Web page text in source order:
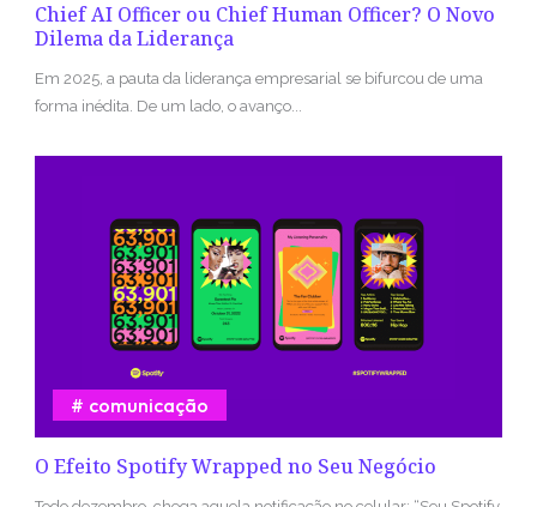
Chief AI Officer ou Chief Human Officer? O Novo
Dilema da Liderança
Em 2025, a pauta da liderança empresarial se bifurcou de uma
forma inédita. De um lado, o avanço...
O Efeito Spotify Wrapped no Seu Negócio
comunicação